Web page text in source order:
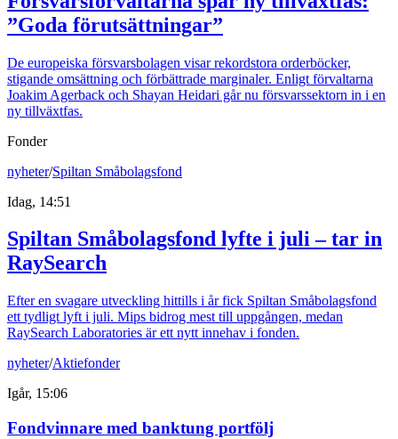
”Goda förutsättningar”
De europeiska försvarsbolagen visar rekordstora orderböcker,
stigande omsättning och förbättrade marginaler. Enligt förvaltarna
Joakim Agerback och Shayan Heidari går nu försvarssektorn in i en
ny tillväxtfas.
Fonder
nyheter/Spiltan Småbolagsfond
Idag, 14:51
Spiltan Småbolagsfond lyfte i juli – tar in
RaySearch
Efter en svagare utveckling hittills i år fick Spiltan Småbolagsfond
ett tydligt lyft i juli. Mips bidrog mest till uppgången, medan
RaySearch Laboratories är ett nytt innehav i fonden.
nyheter/Aktiefonder
Igår, 15:06
Fondvinnare med banktung portfölj